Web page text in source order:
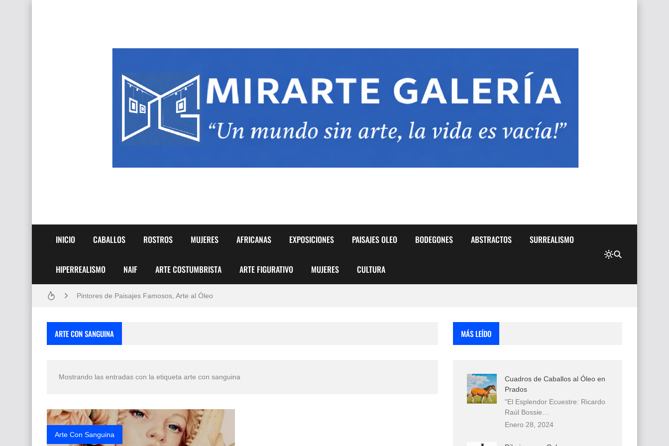
INICIO CABALLOS ROSTROS MUJERES AFRICANAS EXPOSICIONES PAISAJES OLEO BODEGONES ABSTRACTOS SURREALISMO
HIPERREALISMO NAIF ARTE COSTUMBRISTA ARTE FIGURATIVO MUJERES CULTURA
Frutas y Flores Para Colorear Imágenes
Pintores de Paisajes Famosos, Arte al Óleo
Rostros Bellos, La Perfección del Dibujo A Lápiz, Biryulina Vita
Fotos Artísticas de las Actrices de Hollywood Más Bellas del Mundo
ARTE CON SANGUINA
Mostrando las entradas con la etiqueta arte con sanguina
Arte Con Sanguina
MÁS LEÍDO
Cuadros de Caballos al Óleo en
Prados
"El Esplendor Ecuestre: Ricardo
Raúl Bossie…
Enero 28, 2024